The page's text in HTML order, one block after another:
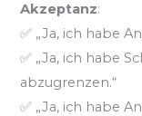
Akzeptanz:
✅ „Ja, ich habe
✅ „Ja, ich habe
abzugrenzen.“
✅ „Ja, ich habe